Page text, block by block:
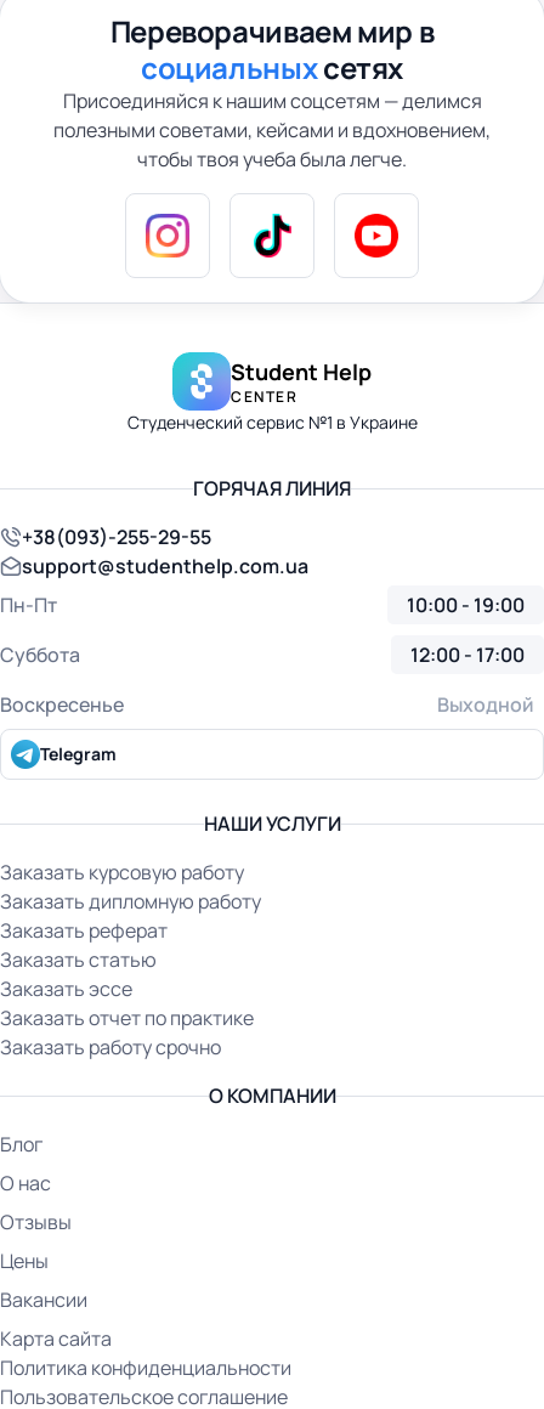
Переворачиваем мир в
социальныхсетях
Присоединяйся к нашим соцсетям — делимся
полезными советами, кейсами и вдохновением,
чтобы твоя учеба была легче.
Student Help
CENTER
Студенческий сервис №1 в Украине
НАШИ УСЛУГИ
Заказать курсовую работу
Заказать дипломную работу
Заказать реферат
Заказать статью
Заказать эссе
Заказать отчет по практике
Заказать работу срочно
О КОМПАНИИ
Блог
О нас
Отзывы
Цены
Вакансии
Карта сайта
Политика конфиденциальности
Пользовательское соглашение
ГОРЯЧАЯ ЛИНИЯ
+38(093)-255-29-55
support@studenthelp.com.ua
Пн-Пт
10:00 - 19:00
Суббота
12:00 - 17:00
Воскресенье
Выходной
Telegram